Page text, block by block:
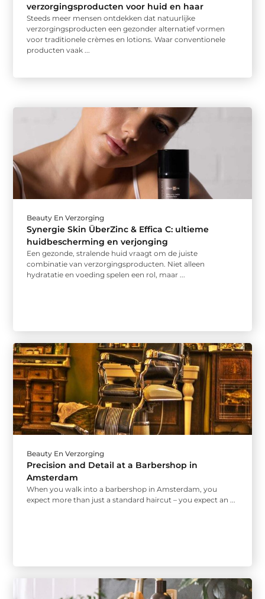
verzorgingsproducten voor huid en haar
Steeds meer mensen ontdekken dat natuurlijke
verzorgingsproducten een gezonder alternatief vormen
voor traditionele crèmes en lotions. Waar conventionele
producten vaak ...
Beauty En Verzorging
Synergie Skin ÜberZinc & Effica C: ultieme
huidbescherming en verjonging
Een gezonde, stralende huid vraagt om de juiste
combinatie van verzorgingsproducten. Niet alleen
hydratatie en voeding spelen een rol, maar ...
Beauty En Verzorging
Precision and Detail at a Barbershop in
Amsterdam
When you walk into a barbershop in Amsterdam, you
expect more than just a standard haircut – you expect an ...